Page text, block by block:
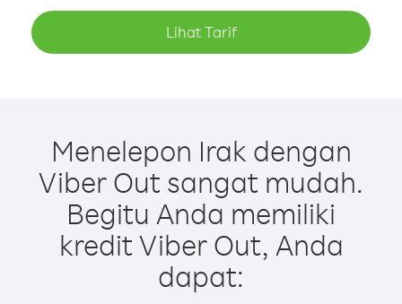
Lihat Tarif
Menelepon Irak dengan
Viber Out sangat mudah.
Begitu Anda memiliki
kredit Viber Out, Anda
dapat: